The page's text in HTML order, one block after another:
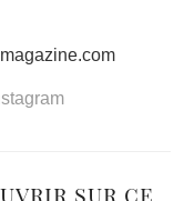
sur ce